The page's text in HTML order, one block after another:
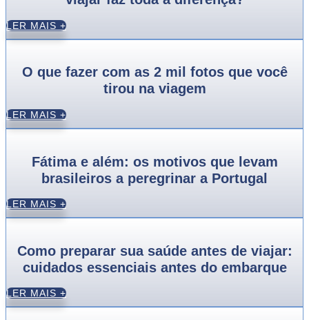
LER MAIS +
O que fazer com as 2 mil fotos que você
tirou na viagem
LER MAIS +
Fátima e além: os motivos que levam
brasileiros a peregrinar a Portugal
LER MAIS +
Como preparar sua saúde antes de viajar:
cuidados essenciais antes do embarque
LER MAIS +